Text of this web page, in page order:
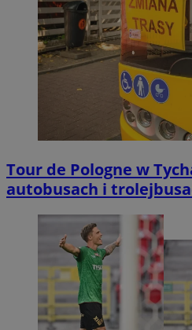
Tour de Pologne w
autobusach i